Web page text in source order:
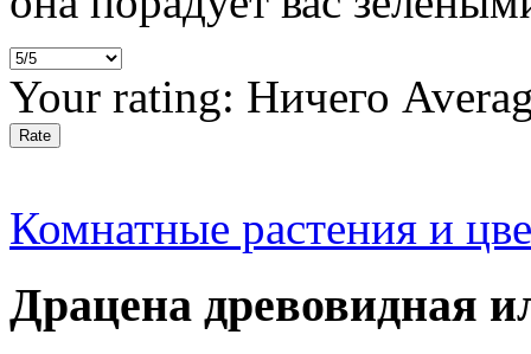
Your rating: Ничего
Комнатные растения и
Драцена древовидная